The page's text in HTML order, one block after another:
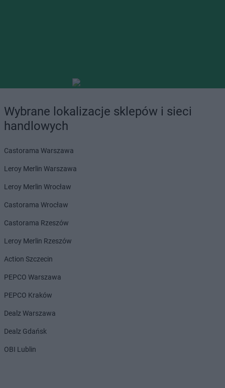
Wybrane lokalizacje sklepów i sieci
handlowych
Castorama Warszawa
Leroy Merlin Warszawa
Leroy Merlin Wrocław
Castorama Wrocław
Castorama Rzeszów
Leroy Merlin Rzeszów
Action Szczecin
PEPCO Warszawa
PEPCO Kraków
Dealz Warszawa
Dealz Gdańsk
OBI Lublin